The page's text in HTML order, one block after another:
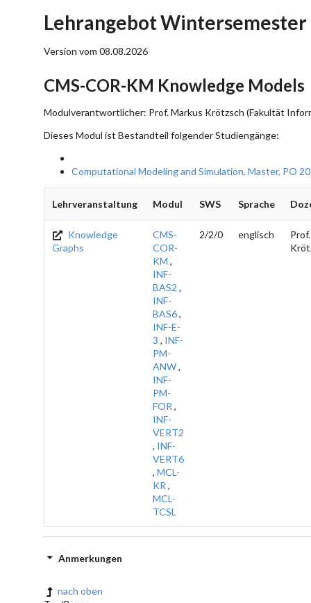
Lehrangebot Wintersemester
Version vom 08.08.2026
CMS-COR-KM Knowledge Models
Modulverantwortlicher: Prof. Markus Krötzsch (Fakultät
Dieses Modul ist Bestandteil folgender Studiengänge:
Computational Modeling and Simulation, Master, PO
Lehrveranstaltung Modul SWS Sprache
Knowledge
Graphs
CMS-
COR-
KM ,
INF-
BAS2 ,
INF-
BAS6,
INF-E-
3 , INF-
PM-
ANW,
INF-
PM-
FOR ,
INF-
VERT2
, INF-
VERT6
, MCL-
KR ,
MCL-
TCSL
2/2/0 englisch
Prof.
Anmerkungen
nach oben